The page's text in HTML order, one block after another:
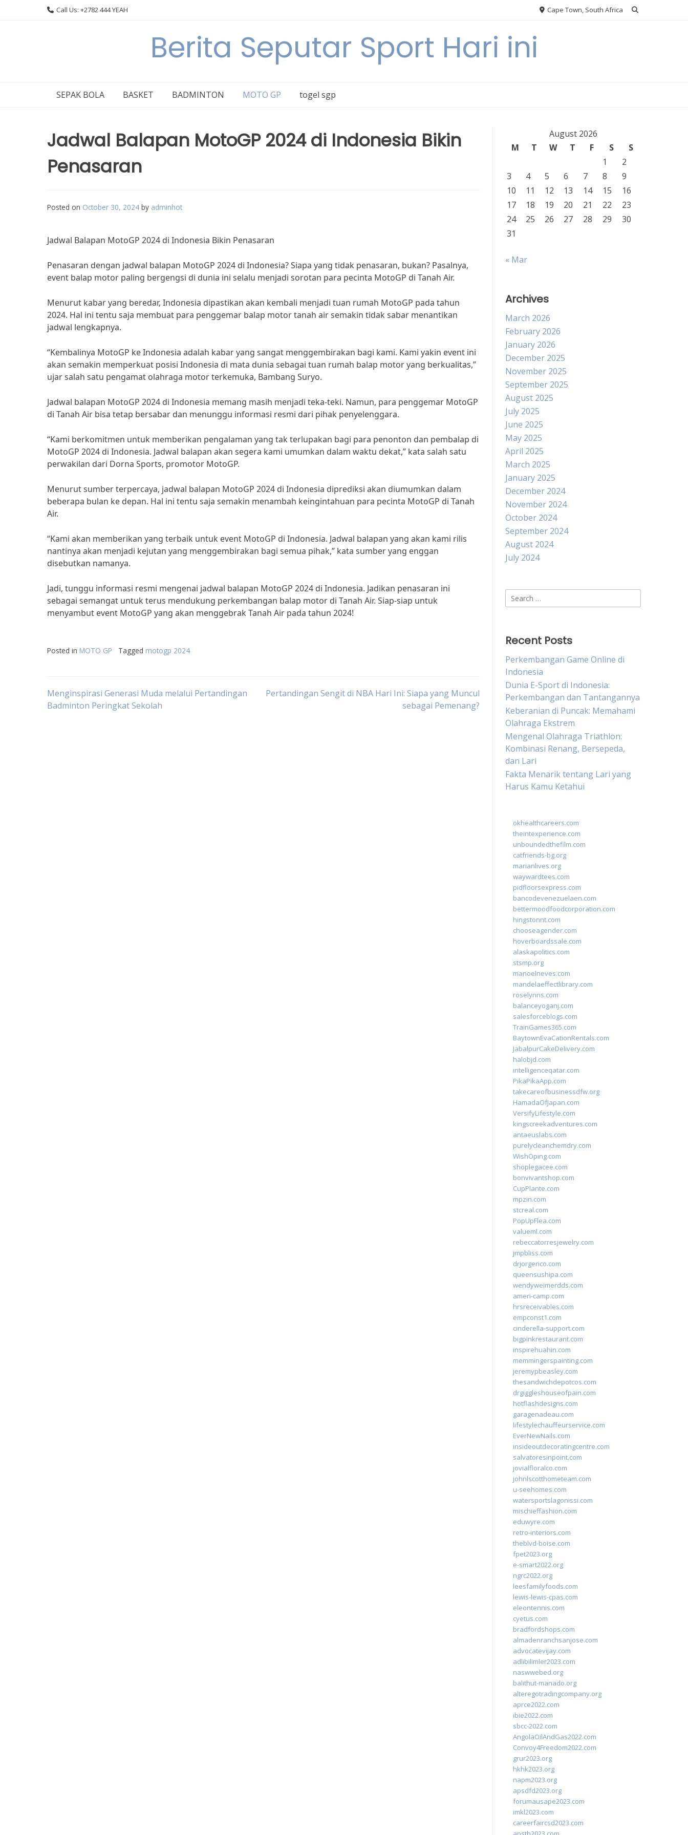
Call Us: +2782 444 YEAH Cape Town, South Africa
Berita Seputar Sport Hari ini
SEPAK BOLA BASKET BADMINTON MOTO GP togel sgp
Jadwal Balapan MotoGP 2024 di Indonesia Bikin
Penasaran
Posted on October 30, 2024 by adminhot
Jadwal Balapan MotoGP 2024 di Indonesia Bikin Penasaran
Penasaran dengan jadwal balapan MotoGP 2024 di Indonesia? Siapa yang tidak penasaran, bukan? Pasalnya,
event balap motor paling bergengsi di dunia ini selalu menjadi sorotan para pecinta MotoGP di Tanah Air.
Menurut kabar yang beredar, Indonesia dipastikan akan kembali menjadi tuan rumah MotoGP pada tahun
2024. Hal ini tentu saja membuat para penggemar balap motor tanah air semakin tidak sabar menantikan
jadwal lengkapnya.
“Kembalinya MotoGP ke Indonesia adalah kabar yang sangat menggembirakan bagi kami. Kami yakin event ini
akan semakin memperkuat posisi Indonesia di mata dunia sebagai tuan rumah balap motor yang berkualitas,”
ujar salah satu pengamat olahraga motor terkemuka, Bambang Suryo.
Jadwal balapan MotoGP 2024 di Indonesia memang masih menjadi teka-teki. Namun, para penggemar MotoGP
di Tanah Air bisa tetap bersabar dan menunggu informasi resmi dari pihak penyelenggara.
“Kami berkomitmen untuk memberikan pengalaman yang tak terlupakan bagi para penonton dan pembalap di
MotoGP 2024 di Indonesia. Jadwal balapan akan segera kami umumkan dalam waktu dekat,” kata salah satu
perwakilan dari Dorna Sports, promotor MotoGP.
Menurut sumber terpercaya, jadwal balapan MotoGP 2024 di Indonesia diprediksi akan diumumkan dalam
beberapa bulan ke depan. Hal ini tentu saja semakin menambah keingintahuan para pecinta MotoGP di Tanah
Air.
“Kami akan memberikan yang terbaik untuk event MotoGP di Indonesia. Jadwal balapan yang akan kami rilis
nantinya akan menjadi kejutan yang menggembirakan bagi semua pihak,” kata sumber yang enggan
disebutkan namanya.
Jadi, tunggu informasi resmi mengenai jadwal balapan MotoGP 2024 di Indonesia. Jadikan penasaran ini
sebagai semangat untuk terus mendukung perkembangan balap motor di Tanah Air. Siap-siap untuk
menyambut event MotoGP yang akan menggebrak Tanah Air pada tahun 2024!
Posted in MOTO GP Tagged motogp 2024
Post
Menginspirasi Generasi Muda melalui Pertandingan
Badminton Peringkat Sekolah
Pertandingan Sengit di NBA Hari Ini: Siapa yang Muncul
sebagai Pemenang?
August 2026
M
T W T F S
S
1
2
3
4 5 6 7 8
9
10
11 12 13 14 15
16
17
18 19 20 21 22
23
24
25 26 27 28 29
30
31
« Mar
Archives
March 2026
February 2026
January 2026
December 2025
November 2025
September 2025
August 2025
July 2025
June 2025
May 2025
April 2025
March 2025
January 2025
December 2024
November 2024
October 2024
September 2024
August 2024
July 2024
Search
for:
Recent Posts
Perkembangan Game Online di
Indonesia
Dunia E-Sport di Indonesia:
Perkembangan dan Tantangannya
Keberanian di Puncak: Memahami
Olahraga Ekstrem
Mengenal Olahraga Triathlon:
Kombinasi Renang, Bersepeda,
dan Lari
Fakta Menarik tentang Lari yang
Harus Kamu Ketahui
okhealthcareers.com
theintexperience.com
unboundedthefilm.com
catfriends-bg.org
marianlives.org
waywardtees.com
pidfloorsexpress.com
bancodevenezuelaen.com
bettermoodfoodcorporation.com
hingstonnt.com
chooseagender.com
hoverboardssale.com
alaskapolitics.com
stsmp.org
manoelneves.com
mandelaeffectlibrary.com
roselynns.com
balanceyoganj.com
salesforceblogs.com
TrainGames365.com
BaytownEvaCationRentals.com
JabalpurCakeDelivery.com
halobjd.com
intelligenceqatar.com
PikaPikaApp.com
takecareofbusinessdfw.org
HamadaOfJapan.com
VersifyLifestyle.com
kingscreekadventures.com
antaeuslabs.com
purelycleanchemdry.com
WishOping.com
shoplegacee.com
bonvivantshop.com
CupPlante.com
mpzin.com
stcreal.com
PopUpFlea.com
valueml.com
rebeccatorresjewelry.com
jmpbliss.com
drjorgerico.com
queensushipa.com
wendyweimerdds.com
ameri-camp.com
hrsreceivables.com
empconst1.com
cinderella-support.com
bigpinkrestaurant.com
inspirehuahin.com
memmingerspainting.com
jeremypbeasley.com
thesandwichdepotcos.com
drgiggleshouseofpain.com
hotflashdesigns.com
garagenadeau.com
lifestylechauffeurservice.com
EverNewNails.com
insideoutdecoratingcentre.com
salvatoresinpoint.com
jovialfloralco.com
johnlscotthometeam.com
u-seehomes.com
watersportslagonissi.com
mischieffashion.com
eduwyre.com
retro-interiors.com
theblvd-boise.com
fpet2023.org
e-smart2022.org
ngrc2022.org
leesfamilyfoods.com
lewis-lewis-cpas.com
eleontennis.com
cyetus.com
bradfordshops.com
almadenranchsanjose.com
advocatevijay.com
adlibilimler2023.com
naswwebed.org
balithut-manado.org
alteregotradingcompany.org
aprce2022.com
ibie2022.com
sbcc-2022.com
AngolaOilAndGas2022.com
Convoy4Freedom2022.com
grur2023.org
hkhk2023.org
napm2023.org
apsdfd2023.org
forumausape2023.com
imkl2023.com
careerfaircsd2023.com